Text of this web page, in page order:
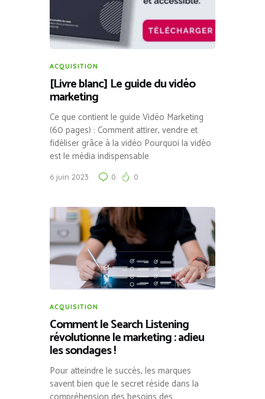
ACQUISITION
[Livre blanc] Le guide du vidéo
marketing
Ce que contient le guide Vidéo Marketing
(60 pages) : Comment attirer, vendre et
fidéliser grâce à la vidéo Pourquoi la vidéo
est le média indispensable
6 juin 2023 0 0
ACQUISITION
Comment le Search Listening
révolutionne le marketing : adieu
les sondages !
Pour atteindre le succès, les marques
savent bien que le secret réside dans la